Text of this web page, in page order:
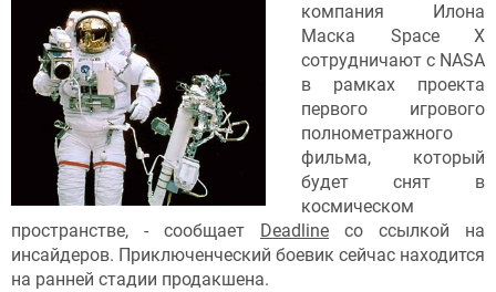
компания Илона
Маска Space X
сотрудничают с NASA
в рамках проекта
первого игрового
полнометражного
фильма, который
будет снят в
космическом
пространстве, - сообщает
Deadline со ссылкой на
инсайдеров. Приключенческий боевик сейчас находится
на ранней стадии продакшена.